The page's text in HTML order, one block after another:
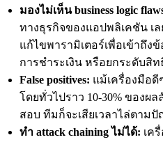
มองไม่เห็น business logic
ทางธุรกิจของแอปพลิเคชัน เ
แก้ไขพารามิเตอร์เพื่อเข้าถึ
การชำระเงิน หรือยกระดับสิท
False positives: แม้เครื่องมือดี
โดยทั่วไปราว 10-30% ของผ
สอบ ทีมก็จะเสียเวลาไล่ตาม
ทำ attack chaining ไม่ได้: เค